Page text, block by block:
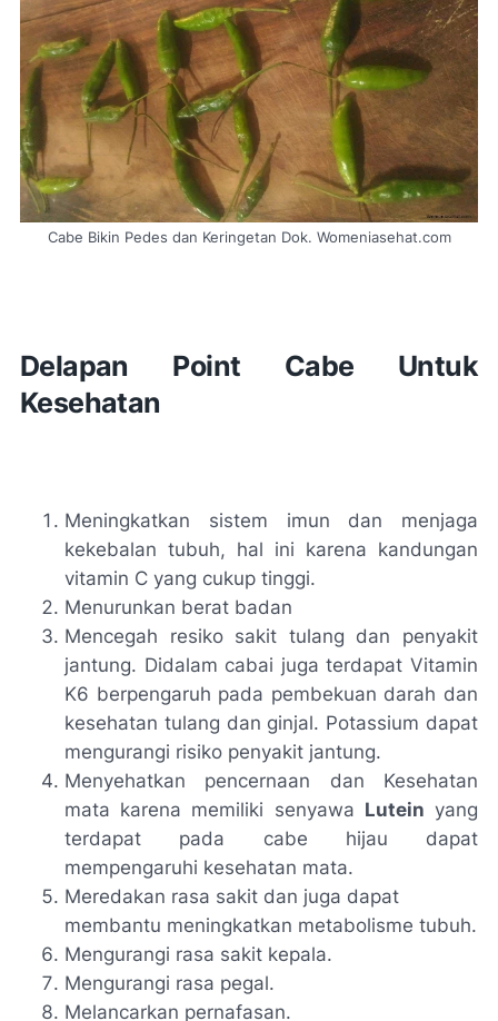
Cabe Bikin Pedes dan Keringetan Dok. Womeniasehat.com
Delapan Point Cabe Untuk
Kesehatan
Meningkatkan sistem imun dan menjaga
kekebalan tubuh, hal ini karena kandungan
vitamin C yang cukup tinggi.
Menurunkan berat badan
Mencegah resiko sakit tulang dan penyakit
jantung. Didalam cabai juga terdapat Vitamin
K6 berpengaruh pada pembekuan darah dan
kesehatan tulang dan ginjal. Potassium dapat
mengurangi risiko penyakit jantung.
Menyehatkan pencernaan dan Kesehatan
mata karena memiliki senyawa Lutein yang
terdapat pada cabe hijau dapat
mempengaruhi kesehatan mata.
Meredakan rasa sakit dan juga dapat
membantu meningkatkan metabolisme tubuh.
Mengurangi rasa sakit kepala.
Mengurangi rasa pegal.
Melancarkan pernafasan.